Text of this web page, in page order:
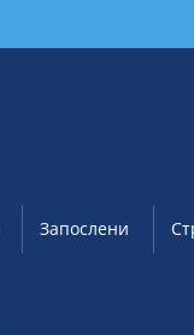
Запослени